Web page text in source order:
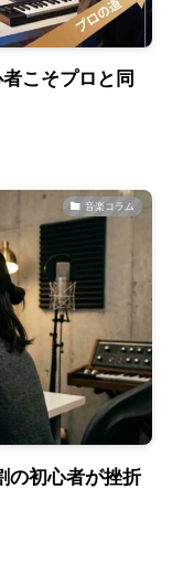
こそプロと同
音楽コラム
の初心者が挫折